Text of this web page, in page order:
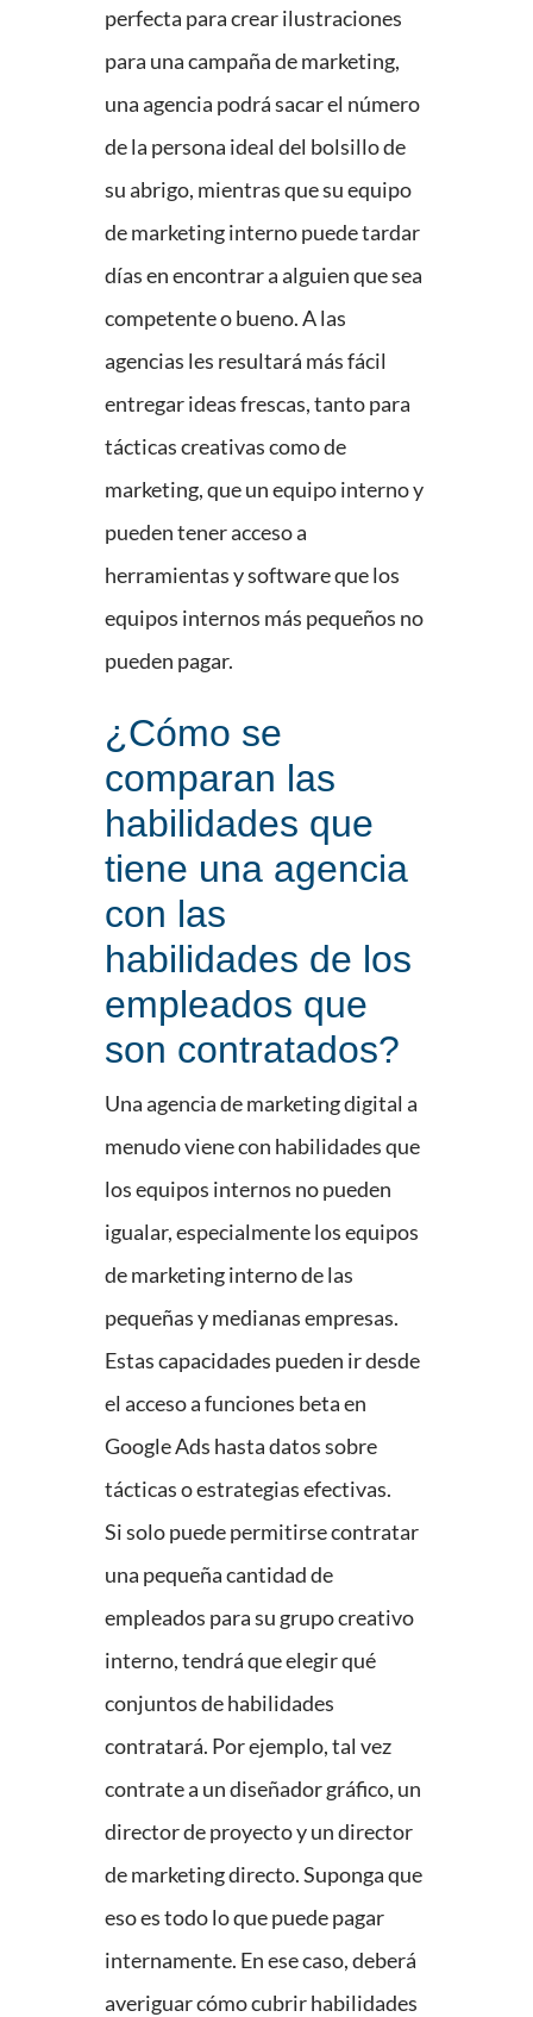
perfecta para crear ilustraciones
para una campaña de marketing,
una agencia podrá sacar el número
de la persona ideal del bolsillo de
su abrigo, mientras que su equipo
de marketing interno puede tardar
días en encontrar a alguien que sea
competente o bueno. A las
agencias les resultará más fácil
entregar ideas frescas, tanto para
tácticas creativas como de
marketing, que un equipo interno y
pueden tener acceso a
herramientas y software que los
equipos internos más pequeños no
pueden pagar.
¿Cómo se
comparan las
habilidades que
tiene una agencia
con las
habilidades de los
empleados que
son contratados?
Una agencia de marketing digital a
menudo viene con habilidades que
los equipos internos no pueden
igualar, especialmente los equipos
de marketing interno de las
pequeñas y medianas empresas.
Estas capacidades pueden ir desde
el acceso a funciones beta en
Google Ads hasta datos sobre
tácticas o estrategias efectivas.
Si solo puede permitirse contratar
una pequeña cantidad de
empleados para su grupo creativo
interno, tendrá que elegir qué
conjuntos de habilidades
contratará. Por ejemplo, tal vez
contrate a un diseñador gráfico, un
director de proyecto y un director
de marketing directo. Suponga que
eso es todo lo que puede pagar
internamente. En ese caso, deberá
averiguar cómo cubrir habilidades